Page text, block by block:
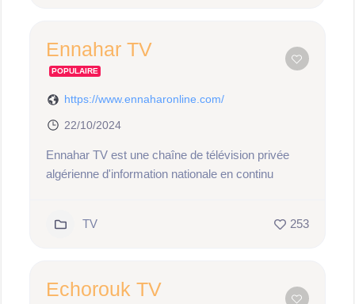
Ennahar TV
POPULAIRE
https://www.ennaharonline.com/
22/10/2024
Ennahar TV est une chaîne de télévision privée
algérienne d'information nationale en continu
TV 253
Echorouk TV